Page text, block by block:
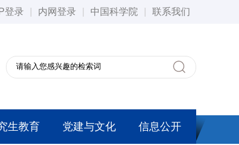
登录 内网登录 中国科学院 联系我们
生教育 党建与文化 信息公开